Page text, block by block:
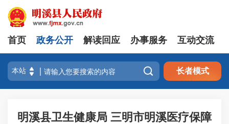
首页 政务公开 解读回应 办事服务 互动交流
 长者模式
明溪县卫生健康局 三明市明溪医疗保障